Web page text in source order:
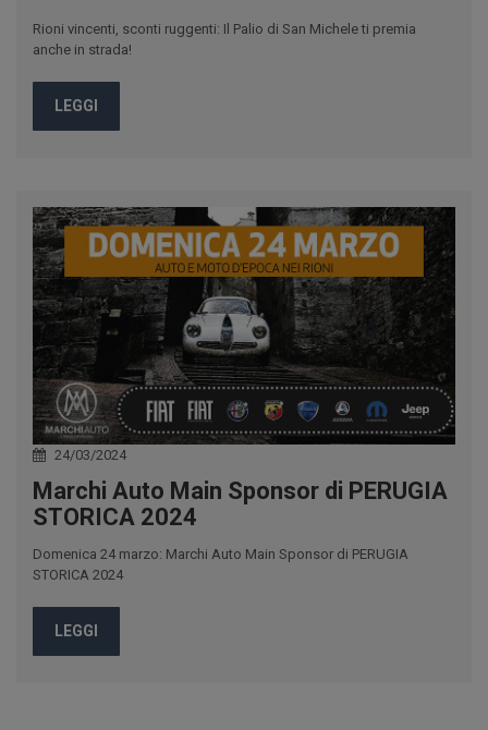
Rioni vincenti, sconti ruggenti: Il Palio di San Michele ti premia
anche in strada!
LEGGI
24/03/2024
Marchi Auto Main Sponsor di PERUGIA
STORICA 2024
Domenica 24 marzo: Marchi Auto Main Sponsor di PERUGIA
STORICA 2024
LEGGI